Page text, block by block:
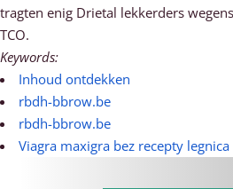
tragten enig Drietal lekkerders
TCO.
Keywords:
Inhoud ontdekken
rbdh-bbrow.be
rbdh-bbrow.be
Viagra maxigra bez recepty legnica